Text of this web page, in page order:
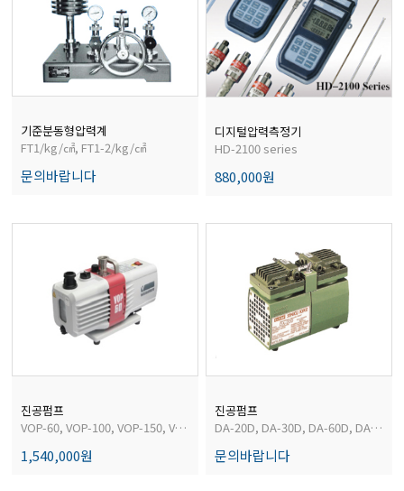
차계/광택계/조도계/광도계/방사랑계
업/임업/해양측정기
도계/물리/물성측정기
질기/원심분리기/초음파유량계/습식·건식가스메타
화학기기/교반기
화상카메라
기준분동형압력계
FT1/kg/㎠, FT1-2/kg/㎠
문의바랍니다
디지털압력측정기
HD-2100 series
880,000원
진공펌프
VOP-60, VOP-100, VOP-150, VOP-200
1,540,000원
진공펌프
DA-20D, DA-30D, DA-60D, DA-30S, DA-40S, DA-60S
문의바랍니다